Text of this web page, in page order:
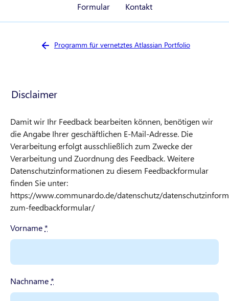
Formular Kontakt
Sie sind hier:
Programm für vernetztes Atlassian Portfolio
Disclaimer
Damit wir Ihr Feedback bearbeiten können, benötigen wir
die Angabe Ihrer geschäftlichen E-Mail-Adresse. Die
Verarbeitung erfolgt ausschließlich zum Zwecke der
Verarbeitung und Zuordnung des Feedback. Weitere
Datenschutzinformationen zu diesem Feedbackformular
finden Sie unter:
https://www.communardo.de/datenschutz/
zum-feedbackformular/
Vorname*
Nachname*